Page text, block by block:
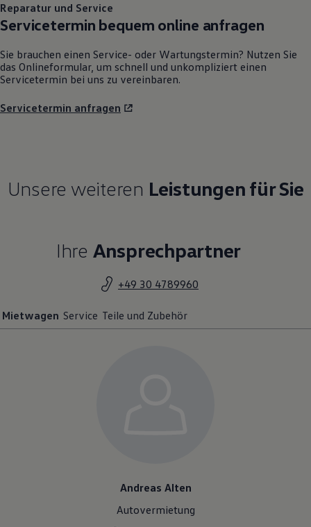
Reparatur und Service
Servicetermin bequem online anfragen
Sie brauchen einen Service- oder Wartungstermin? Nutzen Sie
das Onlineformular, um schnell und unkompliziert einen
Servicetermin bei uns zu vereinbaren.
Servicetermin anfragen
Unsere weiteren Leistungen für Sie
Ihre Ansprechpartner
+49 30 4789960
Mietwagen Service Teile und Zubehör
Andreas Alten
Autovermietung